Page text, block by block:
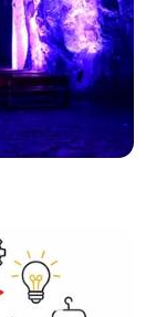
την
να βρει